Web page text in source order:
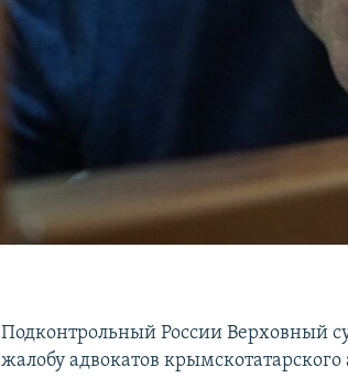
Подконтрольный России Верховный
жалобу адвокатов крымскотатарского